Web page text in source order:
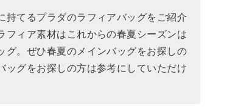
持てるプラダのラフィアバッグをご紹介
フィア素材はこれからの春夏シーズンは
グ。ぜひ春夏のメインバッグをお探しの
ッグをお探しの方は参考にしていただけ